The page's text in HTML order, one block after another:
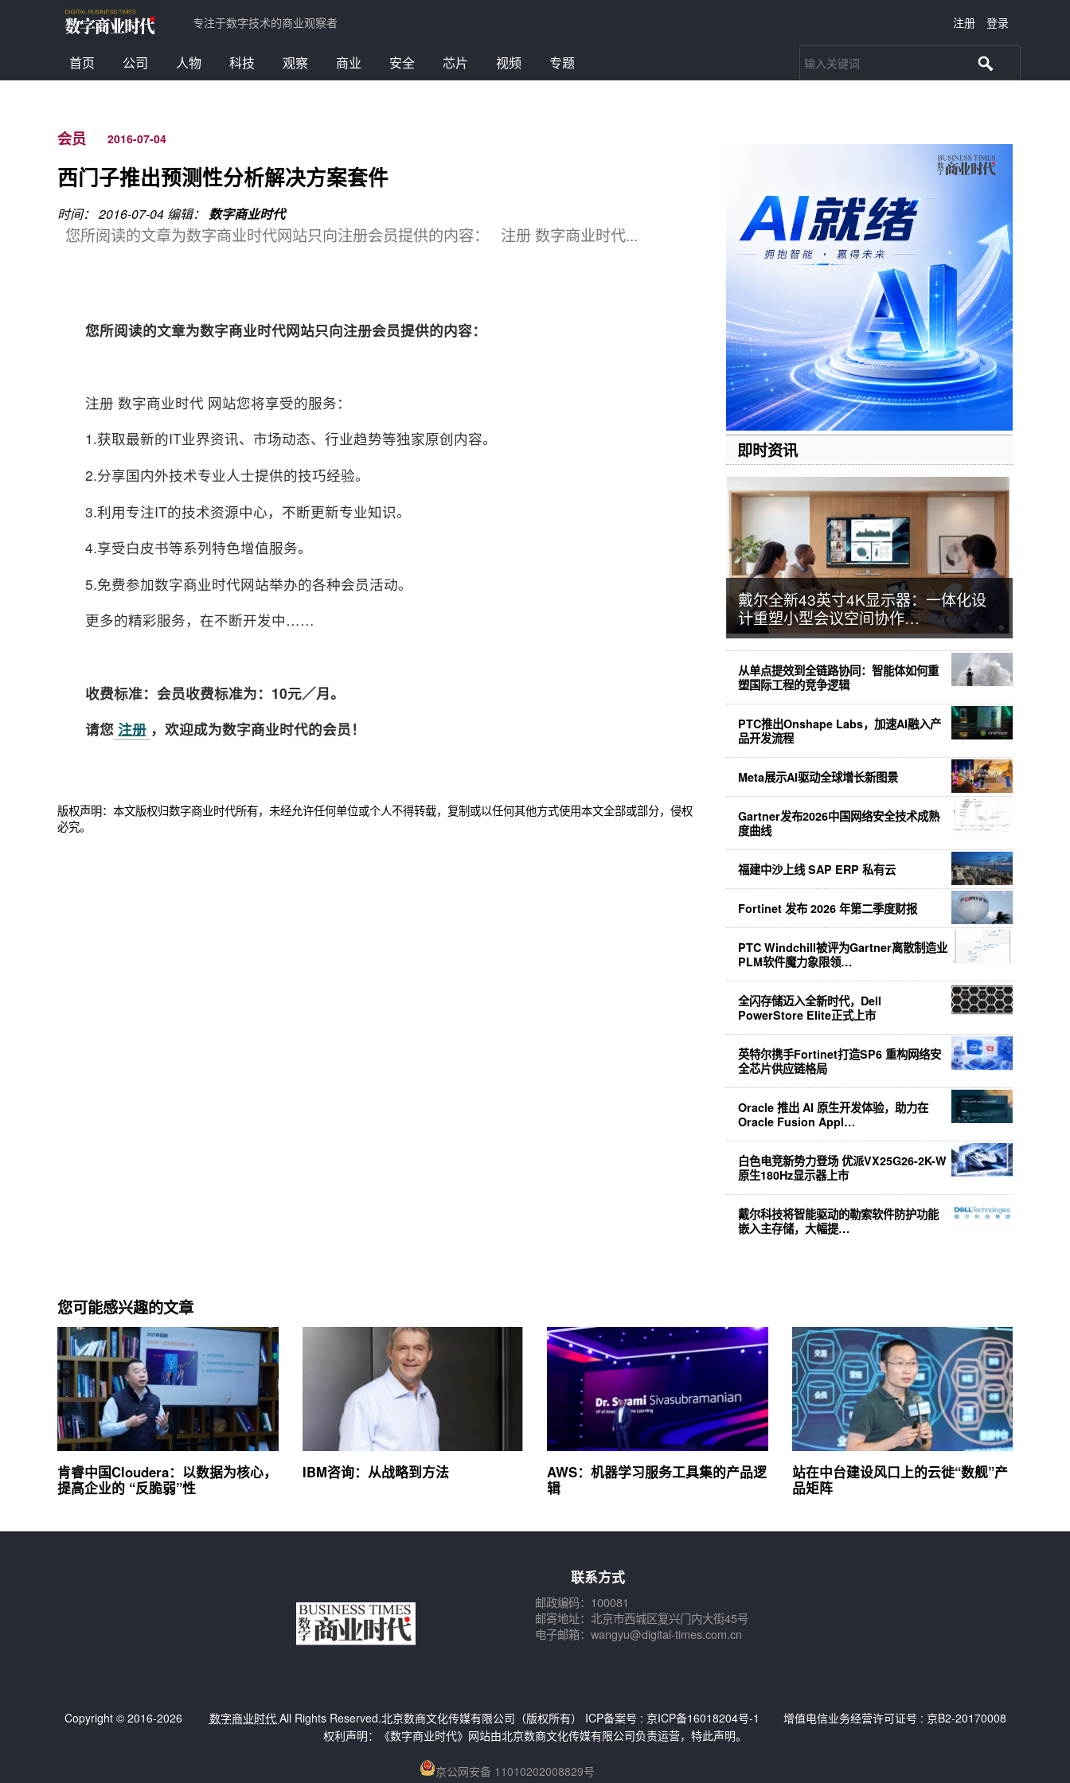
专注于数字技术的商业观察者 注册 登录
首页 公司 人物 科技 观察 商业 安全 芯片 视频 专题
会员 2016-07-04
西门子推出预测性分析解决方案套件
时间： 2016-07-04编辑： 数字商业时代
您所阅读的文章为数字商业时代网站只向注册会员提供的内容： 注册 数字商业时代...
您所阅读的文章为数字商业时代网站只向注册会员提供的内容：
注册 数字商业时代 网站您将享受的服务：
1.获取最新的IT业界资讯、市场动态、行业趋势等独家原创内容。
2.分享国内外技术专业人士提供的技巧经验。
3.利用专注IT的技术资源中心，不断更新专业知识。
4.享受白皮书等系列特色增值服务。
5.免费参加数字商业时代网站举办的各种会员活动。
更多的精彩服务，在不断开发中……
收费标准：会员收费标准为：10元／月。
请您 注册 ，欢迎成为数字商业时代的会员！
版权声明：本文版权归数字商业时代所有，未经允许任何单位或个人不得转载，复制或以任何其他方式使用本文全部或部分，侵权
必究。
即时资讯
戴尔全新43英寸4K显示器：一体化设
计重塑小型会议空间协作…
从单点提效到全链路协同：智能体如何重
塑国际工程的竞争逻辑
PTC推出Onshape Labs，加速AI融入产
品开发流程
Meta展示AI驱动全球增长新图景
Gartner发布2026中国网络安全技术成熟
度曲线
福建中沙上线 SAP ERP 私有云
Fortinet 发布 2026 年第二季度财报
PTC Windchill被评为Gartner离散制造业
PLM软件魔力象限领…
全闪存储迈入全新时代，Dell
PowerStore Elite正式上市
英特尔携手Fortinet打造SP6 重构网络安
全芯片供应链格局
Oracle 推出 AI 原生开发体验，助力在
Oracle Fusion Appl…
白色电竞新势力登场 优派VX25G26-2K-W
原生180Hz显示器上市
戴尔科技将智能驱动的勒索软件防护功能
嵌入主存储，大幅提…
您可能感兴趣的文章
肯睿中国Cloudera：以数据为核心，
提高企业的 “反脆弱”性
IBM咨询：从战略到方法
AWS：机器学习服务工具集的产品逻
辑
站在中台建设风口上的云徙“数舰”产
品矩阵
联系方式
邮政编码：100081
邮寄地址：北京市西城区复兴门内大街45号
电子邮箱：wangyu@digital-times.com.cn
Copyright © 2016-2026 数字商业时代 All Rights Reserved.北京数商文化传媒有限公司（版权所有） ICP备案号 : 京ICP备16018204号-1
增值电信业务经营许可证号 : 京B2-20170008
权利声明：《数字商业时代》网站由北京数商文化传媒有限公司负责运营，特此声明。
京公网安备 11010202008829号